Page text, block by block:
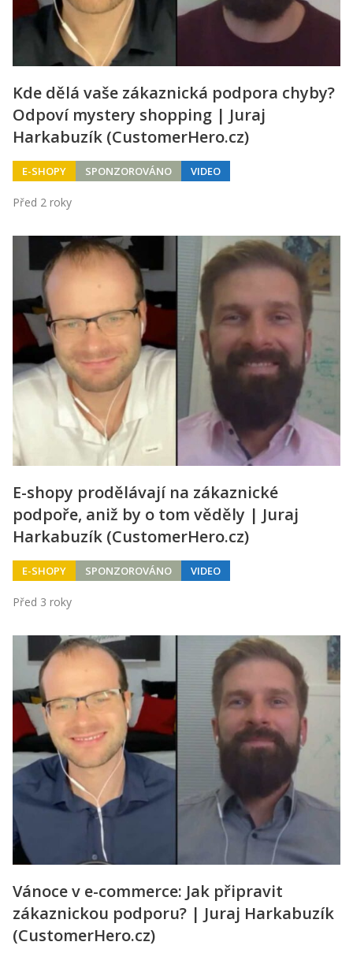
Kde dělá vaše zákaznická podpora chyby?
Odpoví mystery shopping | Juraj
Harkabuzík (CustomerHero.cz)
E-SHOPY SPONZOROVÁNO VIDEO
Před 2 roky
E-shopy prodělávají na zákaznické
podpoře, aniž by o tom věděly | Juraj
Harkabuzík (CustomerHero.cz)
E-SHOPY SPONZOROVÁNO VIDEO
Před 3 roky
Vánoce v e-commerce: Jak připravit
zákaznickou podporu? | Juraj Harkabuzík
(CustomerHero.cz)